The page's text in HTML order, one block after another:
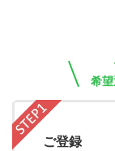
希
ご登録